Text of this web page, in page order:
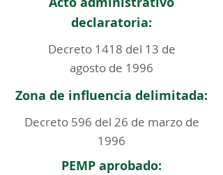
declaratoria:
Decreto 1418 del 13 de
agosto de 1996
Zona de influencia delimitada:
Decreto 596 del 26 de marzo de
1996
PEMP aprobado: